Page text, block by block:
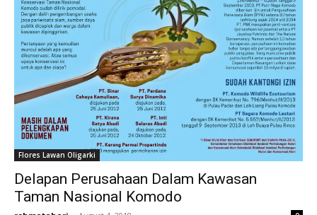
Flores Lawan Oligarki
Delapan Perusahaan Dalam Kawasan
Taman Nasional Komodo